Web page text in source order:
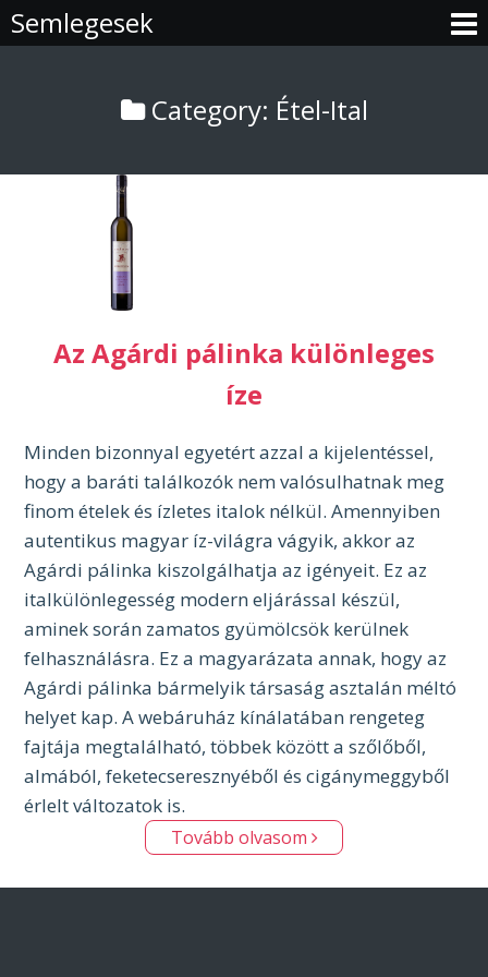
Semlegesek
content
Category: Étel-Ital
Az Agárdi pálinka különleges
íze
Minden bizonnyal egyetért azzal a kijelentéssel,
hogy a baráti találkozók nem valósulhatnak meg
finom ételek és ízletes italok nélkül. Amennyiben
autentikus magyar íz-világra vágyik, akkor az
Agárdi pálinka kiszolgálhatja az igényeit. Ez az
italkülönlegesség modern eljárással készül,
aminek során zamatos gyümölcsök kerülnek
felhasználásra. Ez a magyarázata annak, hogy az
Agárdi pálinka bármelyik társaság asztalán méltó
helyet kap. A webáruház kínálatában rengeteg
fajtája megtalálható, többek között a szőlőből,
almából, feketecseresznyéből és cigánymeggyből
érlelt változatok is.
Tovább olvasom